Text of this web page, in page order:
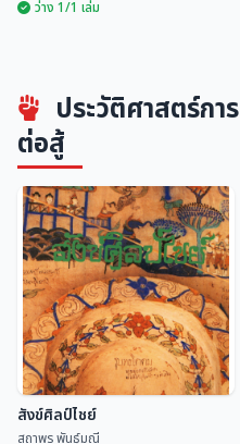
ร้อยสาระ สรรพล้านนาคดี เล่ม ๓
สนั่น ธรรมธิ
ว่าง 1/1 เล่ม
ประวัติศาสตร์การ
ต่อสู้
สังข์ศิลป์ไชย์
สถาพร พันธุ์มณี